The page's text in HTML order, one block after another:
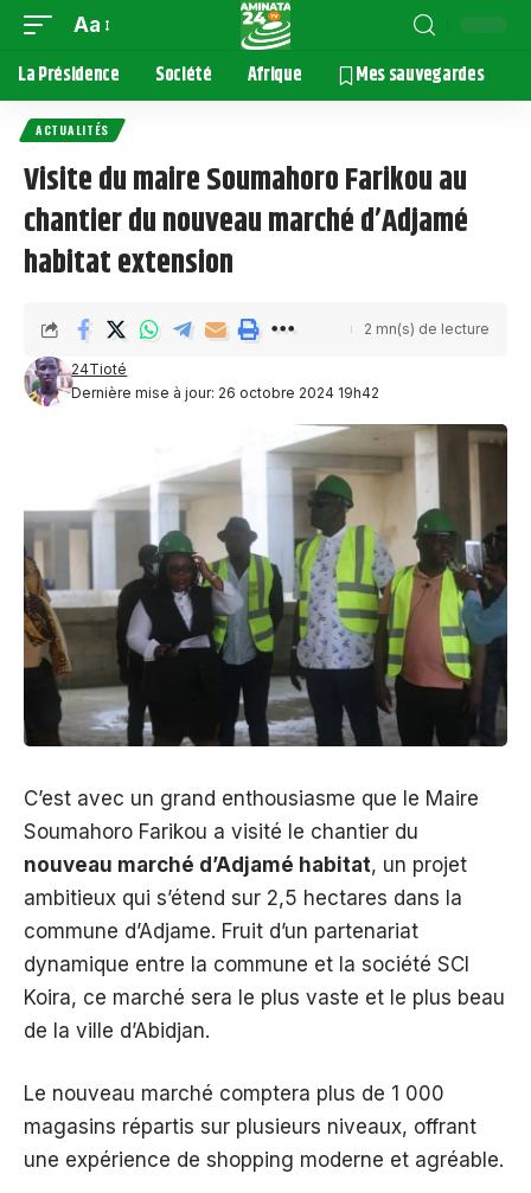
Aa
La Présidence Société Afrique Mes sauvegardes
ACTUALITÉS
Visite du maire Soumahoro Farikou au
chantier du nouveau marché d’Adjamé
habitat extension
Dernière mise à jour: 26 octobre 2024 19h42
24Tioté
2 mn(s) de lecture
C’est avec un grand enthousiasme que le Maire
Soumahoro Farikou a visité le chantier du
nouveau marché d’Adjamé habitat, un projet
ambitieux qui s’étend sur 2,5 hectares dans la
commune d’Adjame. Fruit d’un partenariat
dynamique entre la commune et la société SCI
Koira, ce marché sera le plus vaste et le plus beau
de la ville d’Abidjan.
Le nouveau marché comptera plus de 1 000
magasins répartis sur plusieurs niveaux, offrant
une expérience de shopping moderne et agréable.